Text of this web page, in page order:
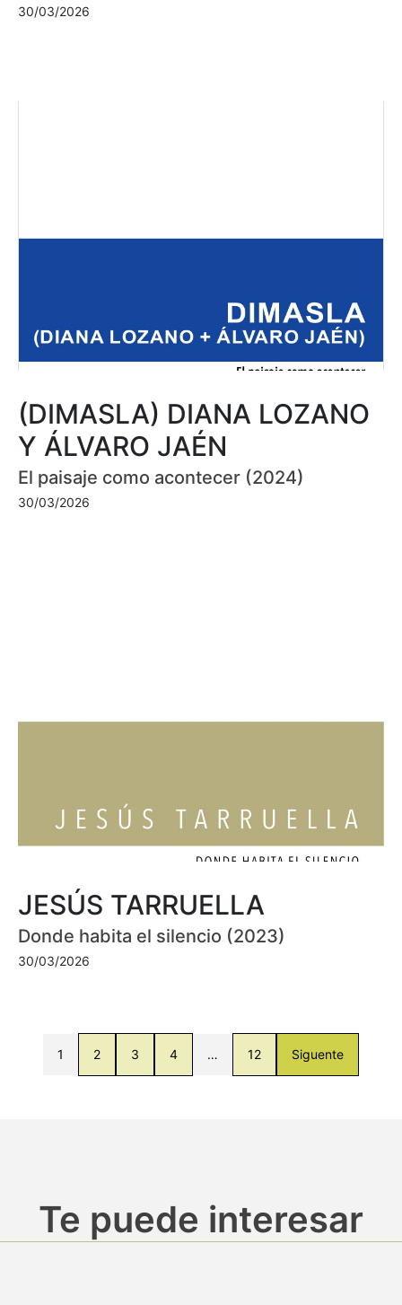
30/03/2026
(DIMASLA) DIANA LOZANO
Y ÁLVARO JAÉN
El paisaje como acontecer (2024)
30/03/2026
JESÚS TARRUELLA
Donde habita el silencio (2023)
30/03/2026
1 2 3 4 … 12 Siguente
Te puede interesar